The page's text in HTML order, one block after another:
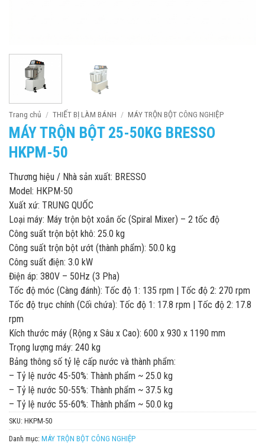
Trang chủ / THIẾT BỊ LÀM BÁNH / MÁY TRỘN BỘT CÔNG NGHIỆP
MÁY TRỘN BỘT 25-50KG BRESSO
HKPM-50
Thương hiệu / Nhà sản xuất: BRESSO
Model: HKPM-50
Xuất xứ: TRUNG QUỐC
Loại máy: Máy trộn bột xoắn ốc (Spiral Mixer) – 2 tốc độ
Công suất trộn bột khô: 25.0 kg
Công suất trộn bột ướt (thành phẩm): 50.0 kg
Công suất điện: 3.0 kW
Điện áp: 380V – 50Hz (3 Pha)
Tốc độ móc (Càng đánh): Tốc độ 1: 135 rpm | Tốc độ 2: 270 rpm
Tốc độ trục chính (Cối chứa): Tốc độ 1: 17.8 rpm | Tốc độ 2: 17.8
rpm
Kích thước máy (Rộng x Sâu x Cao): 600 x 930 x 1190 mm
Trọng lượng máy: 240 kg
Bảng thông số tỷ lệ cấp nước và thành phẩm:
– Tỷ lệ nước 45-50%: Thành phẩm ~ 25.0 kg
– Tỷ lệ nước 50-55%: Thành phẩm ~ 37.5 kg
– Tỷ lệ nước 55-60%: Thành phẩm ~ 50.0 kg
SKU: HKPM-50
Danh mục: MÁY TRỘN BỘT CÔNG NGHIỆP